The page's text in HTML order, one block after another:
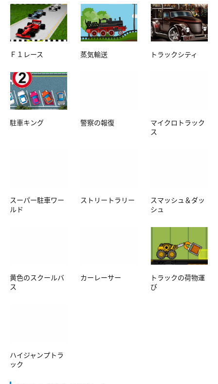
Ｆ１レース 蒸気輸送 トラックシティ
駐車キング 警察の報復
マイクロトラック
ス
スーパー駐車ワー
ルド
ストリートラリー
スマッシュ＆ダッ
シュ
黄色のスクールバ
ス
カーレーサー
トラックの荷物運
び
ハイジャンプトラ
ック